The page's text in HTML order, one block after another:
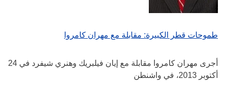
طموحات قطر الكبيرة: مقابلة مع مهران كامروا
أجرى مهران كامروا مقابلة مع إيان فيلبريك وهنري شيفرد في 24
أكتوبر 2013، في واشنطن